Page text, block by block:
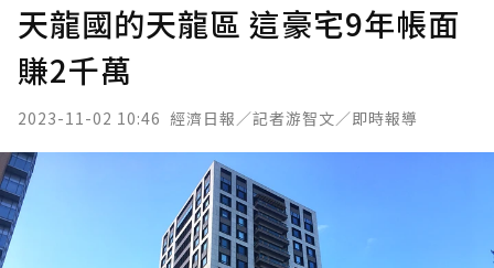
天龍國的天龍區 這豪宅9年帳面
賺2千萬
2023-11-02 10:46 經濟日報／記者游智文／即時報導